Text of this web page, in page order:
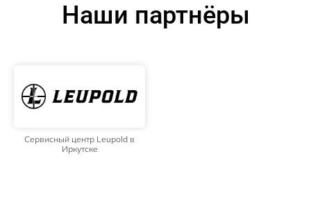
Наши партнёры
Сервисный центр Leupold в
Иркутске